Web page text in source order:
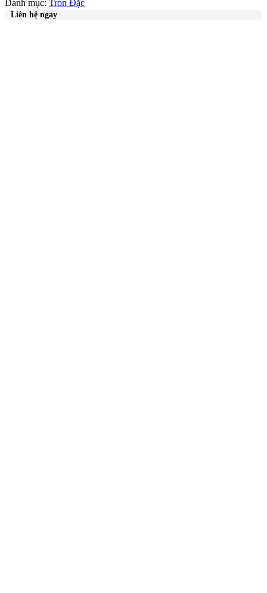
Danh mục: Tròn Đặc
Liên hệ ngay